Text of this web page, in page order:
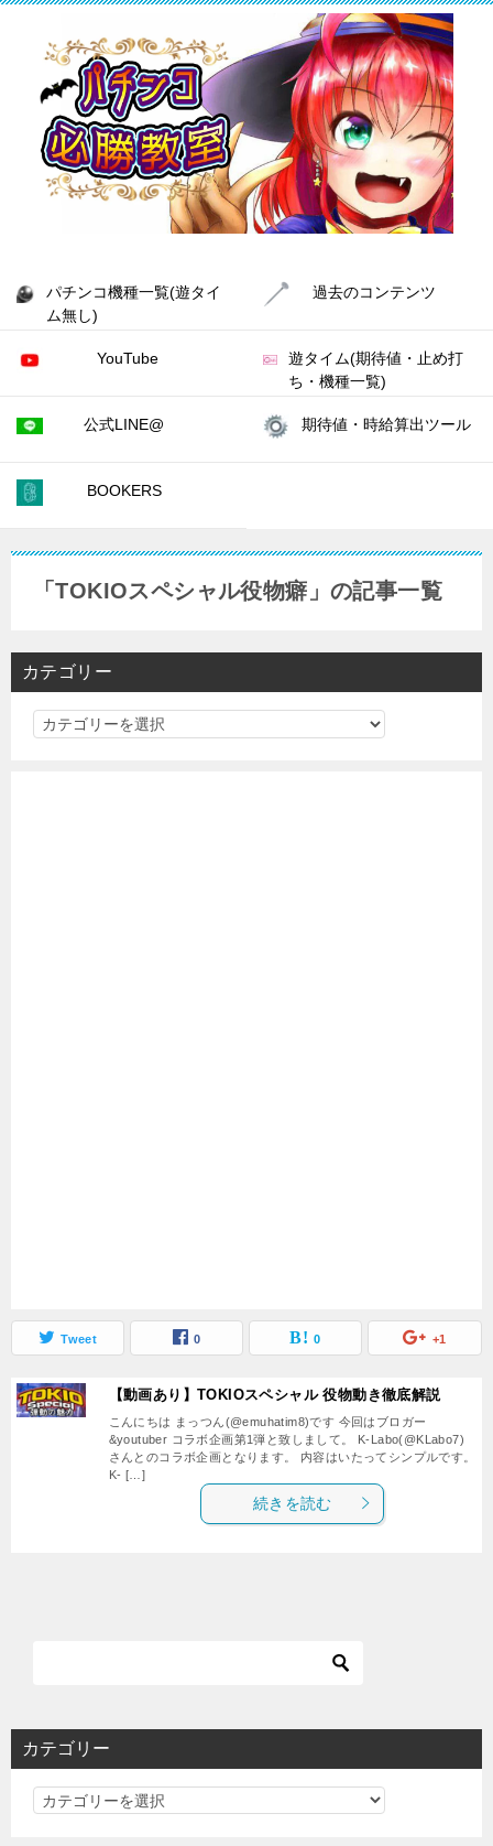
パチンコ機種一覧(遊タイ
ム無し)
過去のコンテンツ
YouTube
遊タイム(期待値・止め打
ち・機種一覧)
公式LINE@ 期待値・時給算出ツール
BOOKERS
「TOKIOスペシャル役物癖」の記事一覧
カテゴリー
カ
Tweet 0 0 +1
【動画あり】TOKIOスペシャル 役物動き徹底解説
こんにちは まっつん(@emuhatim8)です 今回はブロガー
&youtuber コラボ企画第1弾と致しまして。 K-Labo(@KLabo7)
さんとのコラボ企画となります。 内容はいたってシンプルです。
K- […]
続きを読む
カテゴリー
カ